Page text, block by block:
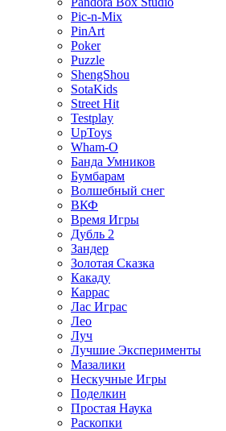
Pic-n-Mix
PinArt
Poker
Puzzle
ShengShou
SotaKids
Street Hit
Testplay
UpToys
Wham-O
Банда Умников
Бумбарам
Волшебный снег
ВКФ
Время Игры
Дубль 2
Зандер
Золотая Сказка
Какаду
Каррас
Лас Играс
Лео
Луч
Лучшие Эксперименты
Мазалики
Нескучные Игры
Поделкин
Простая Наука
Раскопки